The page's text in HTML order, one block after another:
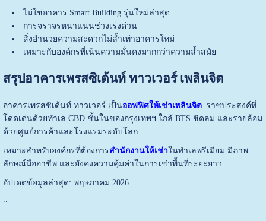
ไม่ใช่อาคาร Smart Building รุ่นใหม่ล่าสุด
การจราจรหนาแน่นช่วงเร่งด่วน
สิ่งอำนวยความสะดวกไม่ล้ำเท่าอาคารใหม่
เหมาะกับองค์กรที่เน้นความมั่นคงมากกว่าความล้ำสมัย
สรุปอาคารเพรสซิเด้นท์ ทาวเวอร์ เพลินจิต
อาคารเพรสซิเด้นท์ ทาวเวอร์ เป็นออฟฟิศให้เช่าเพลินจิต–ราชประสงค์ที่
โดดเด่นด้วยทำเล CBD ชั้นในของกรุงเทพฯ ใกล้ BTS ชิดลม และรายล้อม
ด้วยศูนย์การค้าและโรงแรมระดับโลก
เหมาะสำหรับองค์กรที่ต้องการสำนักงานให้เช่าในทำเลพรีเมียม มีภาพ
ลักษณ์มืออาชีพ และยังคงความคุ้มค่าในการเช่าพื้นที่ระยะยาว
อัปเดตข้อมูลล่าสุด: พฤษภาคม 2026